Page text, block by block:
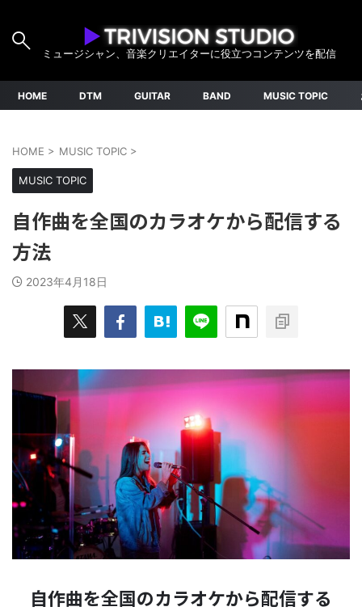
ミュージシャン、音楽クリエイターに役立つコンテンツを配信
HOME DTM GUITAR BAND MUSIC TOPIC
HOME > MUSIC TOPIC >
MUSIC TOPIC
自作曲を全国のカラオケから配信する
方法
2023年4月18日
自作曲を全国のカラオケから配信する